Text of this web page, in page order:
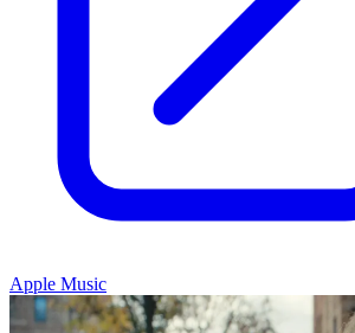
Apple Music